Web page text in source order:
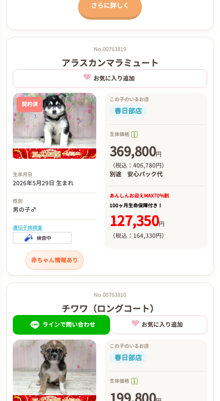
さらに詳しく
No.00763819
アラスカンマラミュート
お気に入り追加
契約済
生年月日
2026年5月29日 生まれ
性別
男の子♂
遺伝子病検査
赤ちゃん情報あり
この子のいるお店
春日部店
生体価格
369,800円
（税込：406,780円）
別途 安心パック代
あんしんお迎えMAX70%割
100ヶ月生命保障付き！
127,350円
（税込：164,330円）
No.00763810
チワワ（ロングコート）
ラインで問い合わせ お気に入り追加
この子のいるお店
春日部店
生体価格